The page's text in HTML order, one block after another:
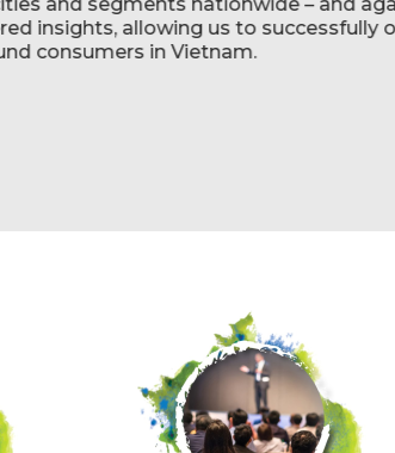
insights, allowing us to successfully
consumers in Vietnam.